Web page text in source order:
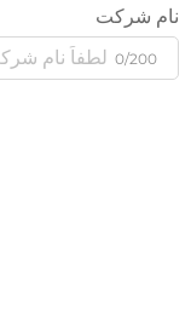
نام شرکت
0/200